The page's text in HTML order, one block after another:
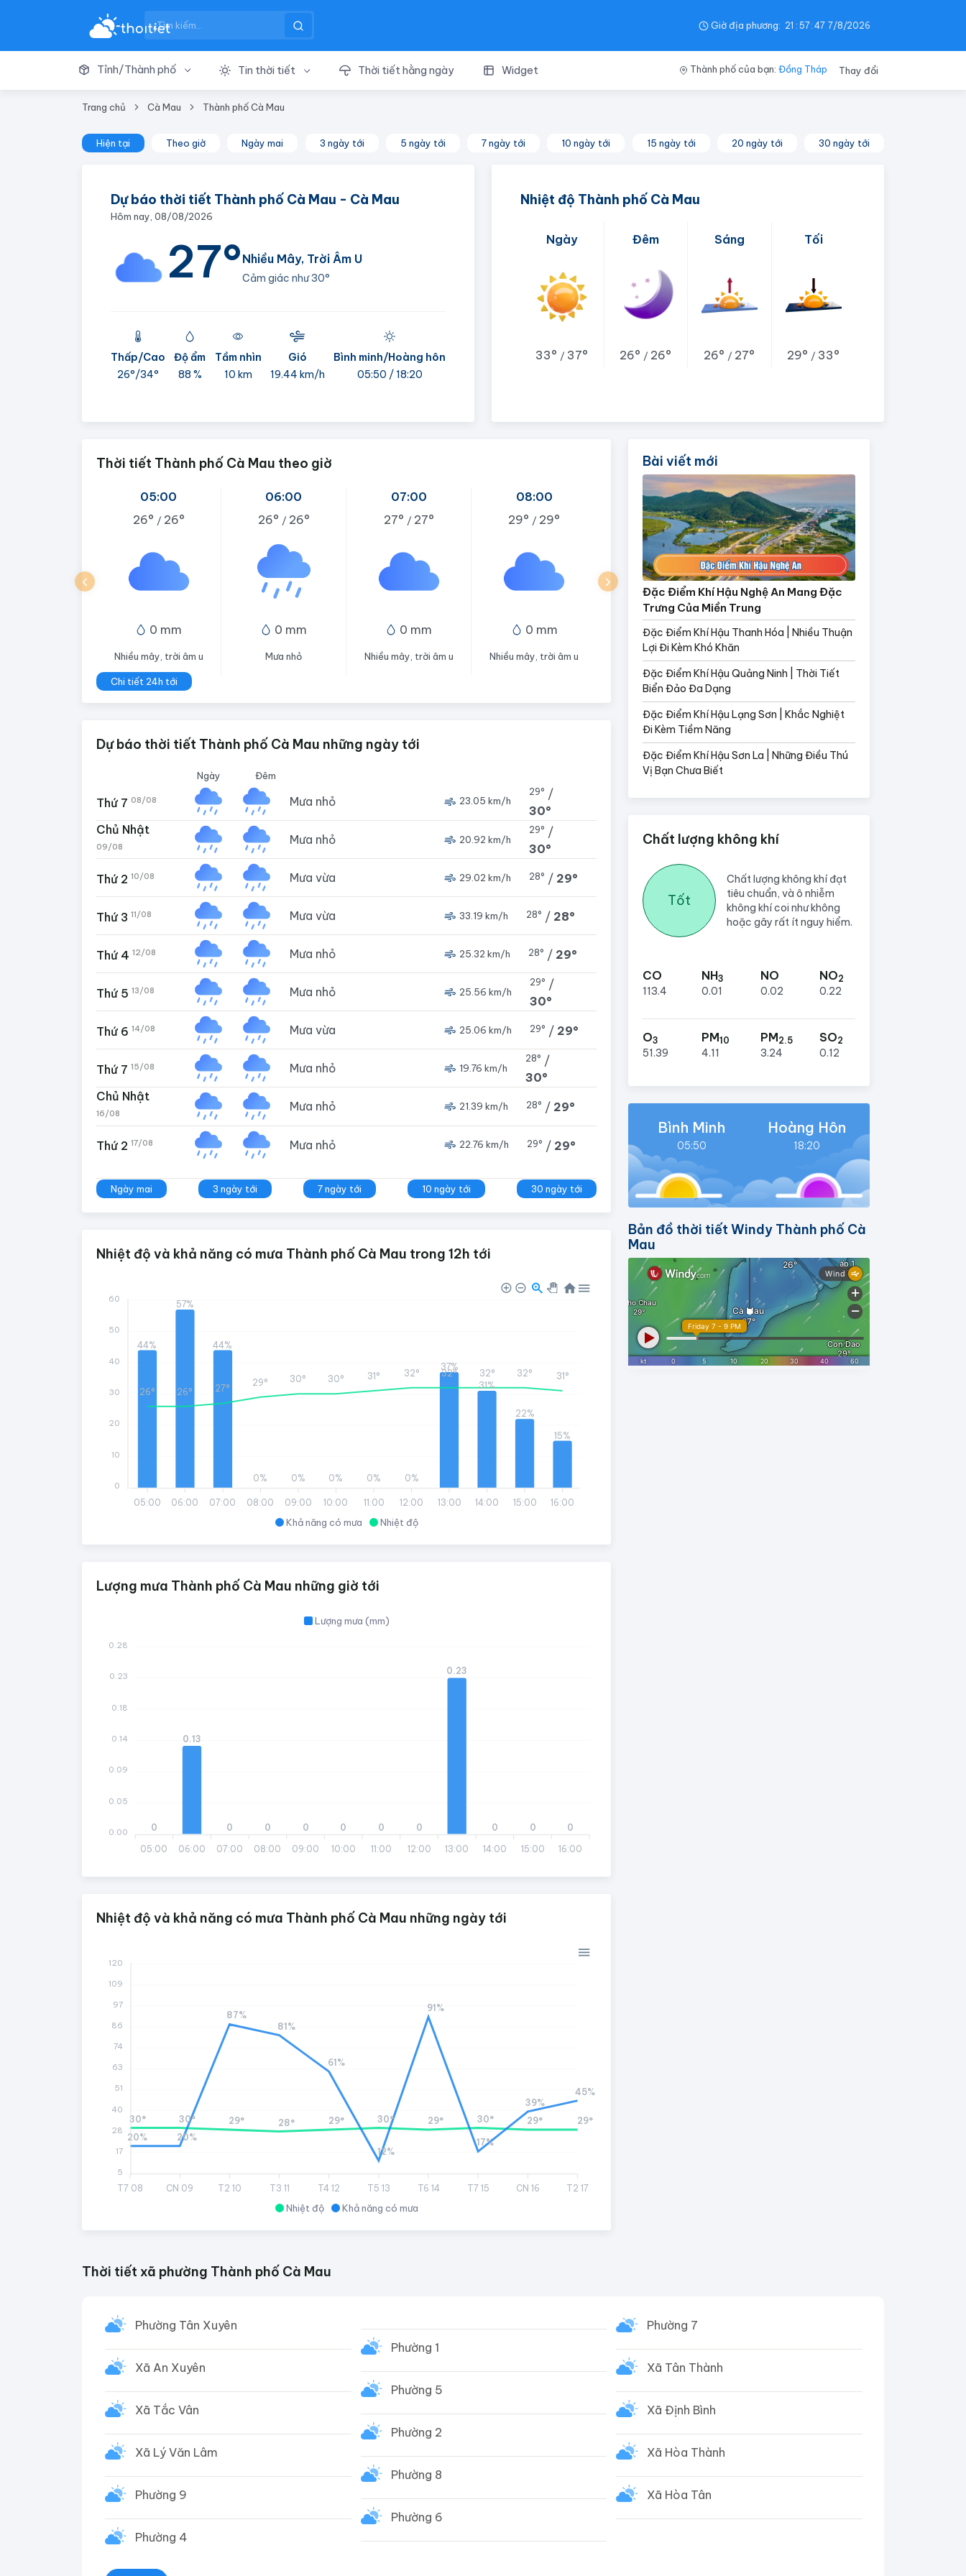
Giờ địa phương: 21 : 57: 48 7/8/2026
Tỉnh/Thành phố Tin thời tiết Thời tiết hằng ngày Widget Thành phố của bạn: Đồng Tháp Thay đổi
Trang chủ Cà Mau Thành phố Cà Mau
Hiện tại Theo giờ Ngày mai 3 ngày tới 5 ngày tới 7 ngày tới 10 ngày tới 15 ngày tới 20 ngày tới 30 ngày tới
Dự báo thời tiết Thành phố Cà Mau - Cà Mau
Hôm nay, 08/08/2026
27° Nhiều Mây, Trời Âm U
Cảm giác như30°
Thấp/Cao
26°/34°
Độ ẩm
88 %
Tầm nhìn
10 km
Gió
19.44 km/h
Bình minh/Hoàng hôn
05:50 / 18:20
Nhiệt độ Thành phố Cà Mau
Ngày
33° / 37°
Đêm
26° / 26°
Sáng
26° / 27°
Tối
29° / 33°
Thời tiết Thành phố Cà Mau theo giờ
05:00
26° / 26°
0 mm
Nhiều mây, trời âm u
06:00
26° / 26°
0 mm
Mưa nhỏ
07:00
27° / 27°
0 mm
Nhiều mây, trời âm u
08:00
29° / 29°
0 mm
Nhiều mây, trời âm u
Chi tiết 24h tới
Dự báo thời tiết Thành phố Cà Mau những ngày tới
Ngày Đêm
Thứ 7 08/08 Mưa nhỏ 23.05 km/h
29° /
30°
Chủ Nhật
09/08 Mưa nhỏ 20.92 km/h
29° /
30°
Thứ 2 10/08 Mưa vừa 29.02 km/h 28° / 29°
Thứ 3 11/08 Mưa vừa 33.19 km/h 28° / 28°
Thứ 4 12/08 Mưa nhỏ 25.32 km/h 28° / 29°
Thứ 5 13/08 Mưa nhỏ 25.56 km/h
29° /
30°
Thứ 6 14/08 Mưa vừa 25.06 km/h 29° / 29°
Thứ 7 15/08 Mưa nhỏ 19.76 km/h
28° /
30°
Chủ Nhật
16/08 Mưa nhỏ 21.39 km/h 28° / 29°
Thứ 2 17/08 Mưa nhỏ 22.76 km/h 29° / 29°
Ngày mai 3 ngày tới 7 ngày tới 10 ngày tới 30 ngày tới
Nhiệt độ và khả năng có mưa Thành phố Cà Mau trong 12h tới
Khả năng có mưa Nhiệt độ
05:00 06:00 07:00 08:00 09:00 10:00 11:00 12:00 13:00 14:00 15:00 16:00
44%
57%
44%
0% 0% 0% 0% 0%
37%
31%
22%
15%
26° 26° 27°
29° 30° 30° 31° 32° 32° 32° 32° 31°
60
50
40
30
20
10
0
Lượng mưa Thành phố Cà Mau những giờ tới
Lượng mưa (mm)
05:00 06:00 07:00 08:00 09:00 10:00 11:00 12:00 13:00 14:00 15:00 16:00
0
0.13
0 0 0 0 0 0
0.23
0 0 0
0.28
0.23
0.18
0.14
0.09
0.05
0.00
Nhiệt độ và khả năng có mưa Thành phố Cà Mau những ngày tới
Nhiệt độ Khả năng có mưa
T7 08 CN 09 T2 10 T3 11 T4 12 T5 13 T6 14 T7 15 CN 16 T2 17
30° 30° 29° 28° 29° 30° 29° 30° 29°
29°
20%
20%
87%
81%
61%
12%
91%
17%
39%
45%
120
109
97
86
74
63
51
40
28
17
5
Bài viết mới
Đặc Điểm Khí Hậu Nghệ An Mang Đặc
Trưng Của Miền Trung
Đặc Điểm Khí Hậu Thanh Hóa | Nhiều Thuận
Lợi Đi Kèm Khó Khăn
Đặc Điểm Khí Hậu Quảng Ninh | Thời Tiết
Biển Đảo Đa Dạng
Đặc Điểm Khí Hậu Lạng Sơn | Khắc Nghiệt
Đi Kèm Tiềm Năng
Đặc Điểm Khí Hậu Sơn La | Những Điều Thú
Vị Bạn Chưa Biết
Chất lượng không khí
Tốt
Chất lượng không khí đạt
tiêu chuẩn, và ô nhiễm
không khí coi như không
hoặc gây rất ít nguy hiểm.
CO
113.4
NH3
0.01
NO
0.02
NO2
0.22
O3
51.39
PM10
4.11
PM2.5
3.24
SO2
0.12
Bình Minh
05:50
Hoàng Hôn
18:20
Bản đồ thời tiết Windy Thành phố Cà
Mau
Thời tiết xã phường Thành phố Cà Mau
Phường Tân Xuyên
Xã An Xuyên
Xã Tắc Vân
Xã Lý Văn Lâm
Phường 9
Phường 4
Phường 1
Phường 5
Phường 2
Phường 8
Phường 6
Phường 7
Xã Tân Thành
Xã Định Bình
Xã Hòa Thành
Xã Hòa Tân